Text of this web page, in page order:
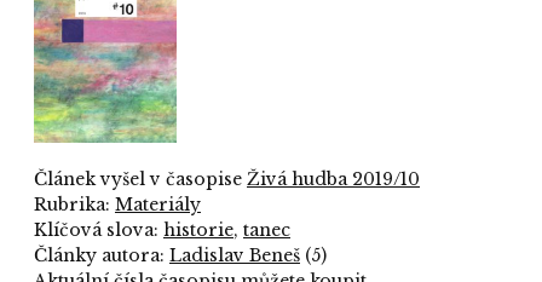
Článek vyšel v časopise Živá hudba 2019/10
Rubrika: Materiály
Klíčová slova: historie, tanec
Články autora: Ladislav Beneš (5)